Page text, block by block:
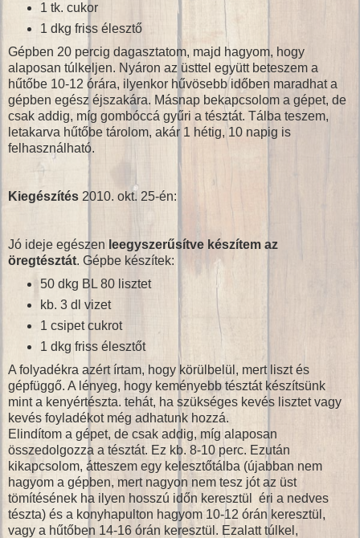
1 tk. cukor
1 dkg friss élesztő
Gépben 20 percig dagasztatom, majd hagyom, hogy
alaposan túlkeljen. Nyáron az üsttel együtt beteszem a
hűtőbe 10-12 órára, ilyenkor hűvösebb időben maradhat a
gépben egész éjszakára. Másnap bekapcsolom a gépet, de
csak addig, míg gombóccá gyűri a tésztát. Tálba teszem,
letakarva hűtőbe tárolom, akár 1 hétig, 10 napig is
felhasználható.
Kiegészítés 2010. okt. 25-én:
Jó ideje egészen leegyszerűsítve készítem az
öregtésztát. Gépbe készítek:
50 dkg BL 80 lisztet
kb. 3 dl vizet
1 csipet cukrot
1 dkg friss élesztőt
A folyadékra azért írtam, hogy körülbelül, mert liszt és
gépfüggő. A lényeg, hogy keményebb tésztát készítsünk
mint a kenyértészta. tehát, ha szükséges kevés lisztet vagy
kevés foyladékot még adhatunk hozzá.
Elindítom a gépet, de csak addig, míg alaposan
összedolgozza a tésztát. Ez kb. 8-10 perc. Ezután
kikapcsolom, átteszem egy kelesztőtálba (újabban nem
hagyom a gépben, mert nagyon nem tesz jót az üst
tömítésének ha ilyen hosszú időn keresztül éri a nedves
tészta) és a konyhapulton hagyom 10-12 órán keresztül,
vagy a hűtőben 14-16 órán keresztül. Ezalatt túlkel,